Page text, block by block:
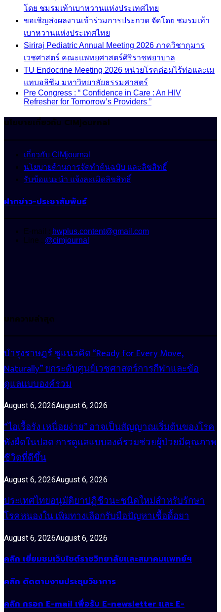
โดย ชมรมเท้าเบาหวานแห่งประเทศไทย
ขอเชิญส่งผลงานเข้าร่วมการประกวด จัดโดย ชมรมเท้า
เบาหวานแห่งประเทศไทย
Siriraj Pediatric Annual Meeting 2026 ภาควิชากุมาร
เวชศาสตร์ คณะแพทยศาสตร์ศิริราชพยาบาล
TU Endocrine Meeting 2026 หน่วยโรคต่อมไร้ท่อและเม
แทบอลิซึม มหาวิทยาลัยธรรมศาสตร์
Pre Congress : “ Confidence in Care : An HIV
Refresher for Tomorrow’s Providers ”
นโยบายเกี่ยวกับ CIMjournal
เกี่ยวกับ CIMjournal
นโยบายด้านการจัดทำต้นฉบับ และลิขสิทธิ์
รับข้อแนะนำ แจ้งละเมิดลิขสิทธิ์
ฝากข่าว-ประชาสัมพันธ์
E-mail : hwplus.content@gmail.com
Line : @cimjournal
บทความล่าสุด
บำรุงราษฎร์ ชูแนวคิด “Ready for Every Move,
Naturally” ยกระดับศูนย์เวชศาสตร์การกีฬาและข้อ
ดูแลแบบองค์รวม
August 6, 2026August 6, 2026
“ไอเรื้อรัง เหนื่อยง่าย” อาจเป็นสัญญาณเริ่มต้นของโรค
พังผืดในปอด การดูแลแบบองค์รวมช่วยผู้ป่วยมีคุณภาพ
ชีวิตที่ดีขึ้น
August 6, 2026August 6, 2026
ประเทศไทยอนุมัติยาปฏิชีวนะชนิดใหม่สำหรับรักษา
โรคหนองใน เพิ่มทางเลือกรับมือปัญหาเชื้อดื้อยา
August 6, 2026August 6, 2026
คลิก เยี่ยมชมเว็บไซต์ราชวิทยาลัยและสมาคมแพทย์ฯ
คลิก ติดตามงานประชุมวิชาการ
คลิก กรอก E-mail เพื่อรับ E-newsletter และ E-